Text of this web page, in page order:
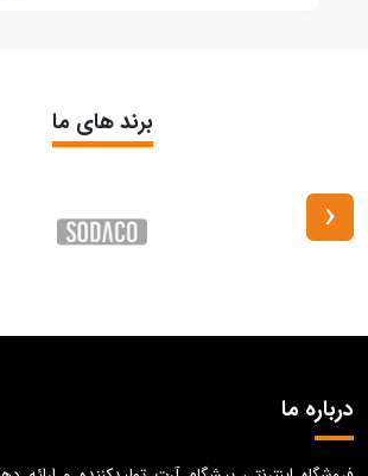
برند های ما
‹
درباره ما